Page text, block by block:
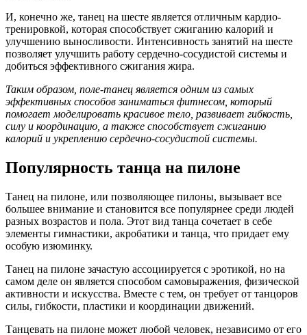
И, конечно же, танец на шесте является отличным кардио-
тренировкой, которая способствует сжиганию калорий и
улучшению выносливости. Интенсивность занятий на шесте
позволяет улучшить работу сердечно-сосудистой системы и
добиться эффективного сжигания жира.
Таким образом, поле-танец является одним из самых
эффективных способов заниматься фитнесом, который
помогает моделировать красивое тело, развивает гибкость,
силу и координацию, а также способствует сжиганию
калорий и укреплению сердечно-сосудистой системы.
Популярность танца на пилоне
Танец на пилоне, или позволяющее пилоны, вызывает все
большее внимание и становится все популярнее среди людей
разных возрастов и пола. Этот вид танца сочетает в себе
элементы гимнастики, акробатики и танца, что придает ему
особую изюминку.
Танец на пилоне зачастую ассоциируется с эротикой, но на
самом деле он является способом самовыражения, физической
активности и искусства. Вместе с тем, он требует от танцоров
силы, гибкости, пластики и координации движений.
Танцевать на пилоне может любой человек, независимо от его